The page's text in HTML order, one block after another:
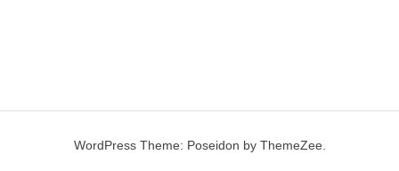
WordPress Theme: Poseidon by ThemeZee.